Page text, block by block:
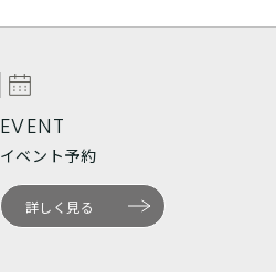
EVENT
イベント予約
詳しく見る